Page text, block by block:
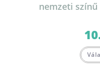
nemzeti színű